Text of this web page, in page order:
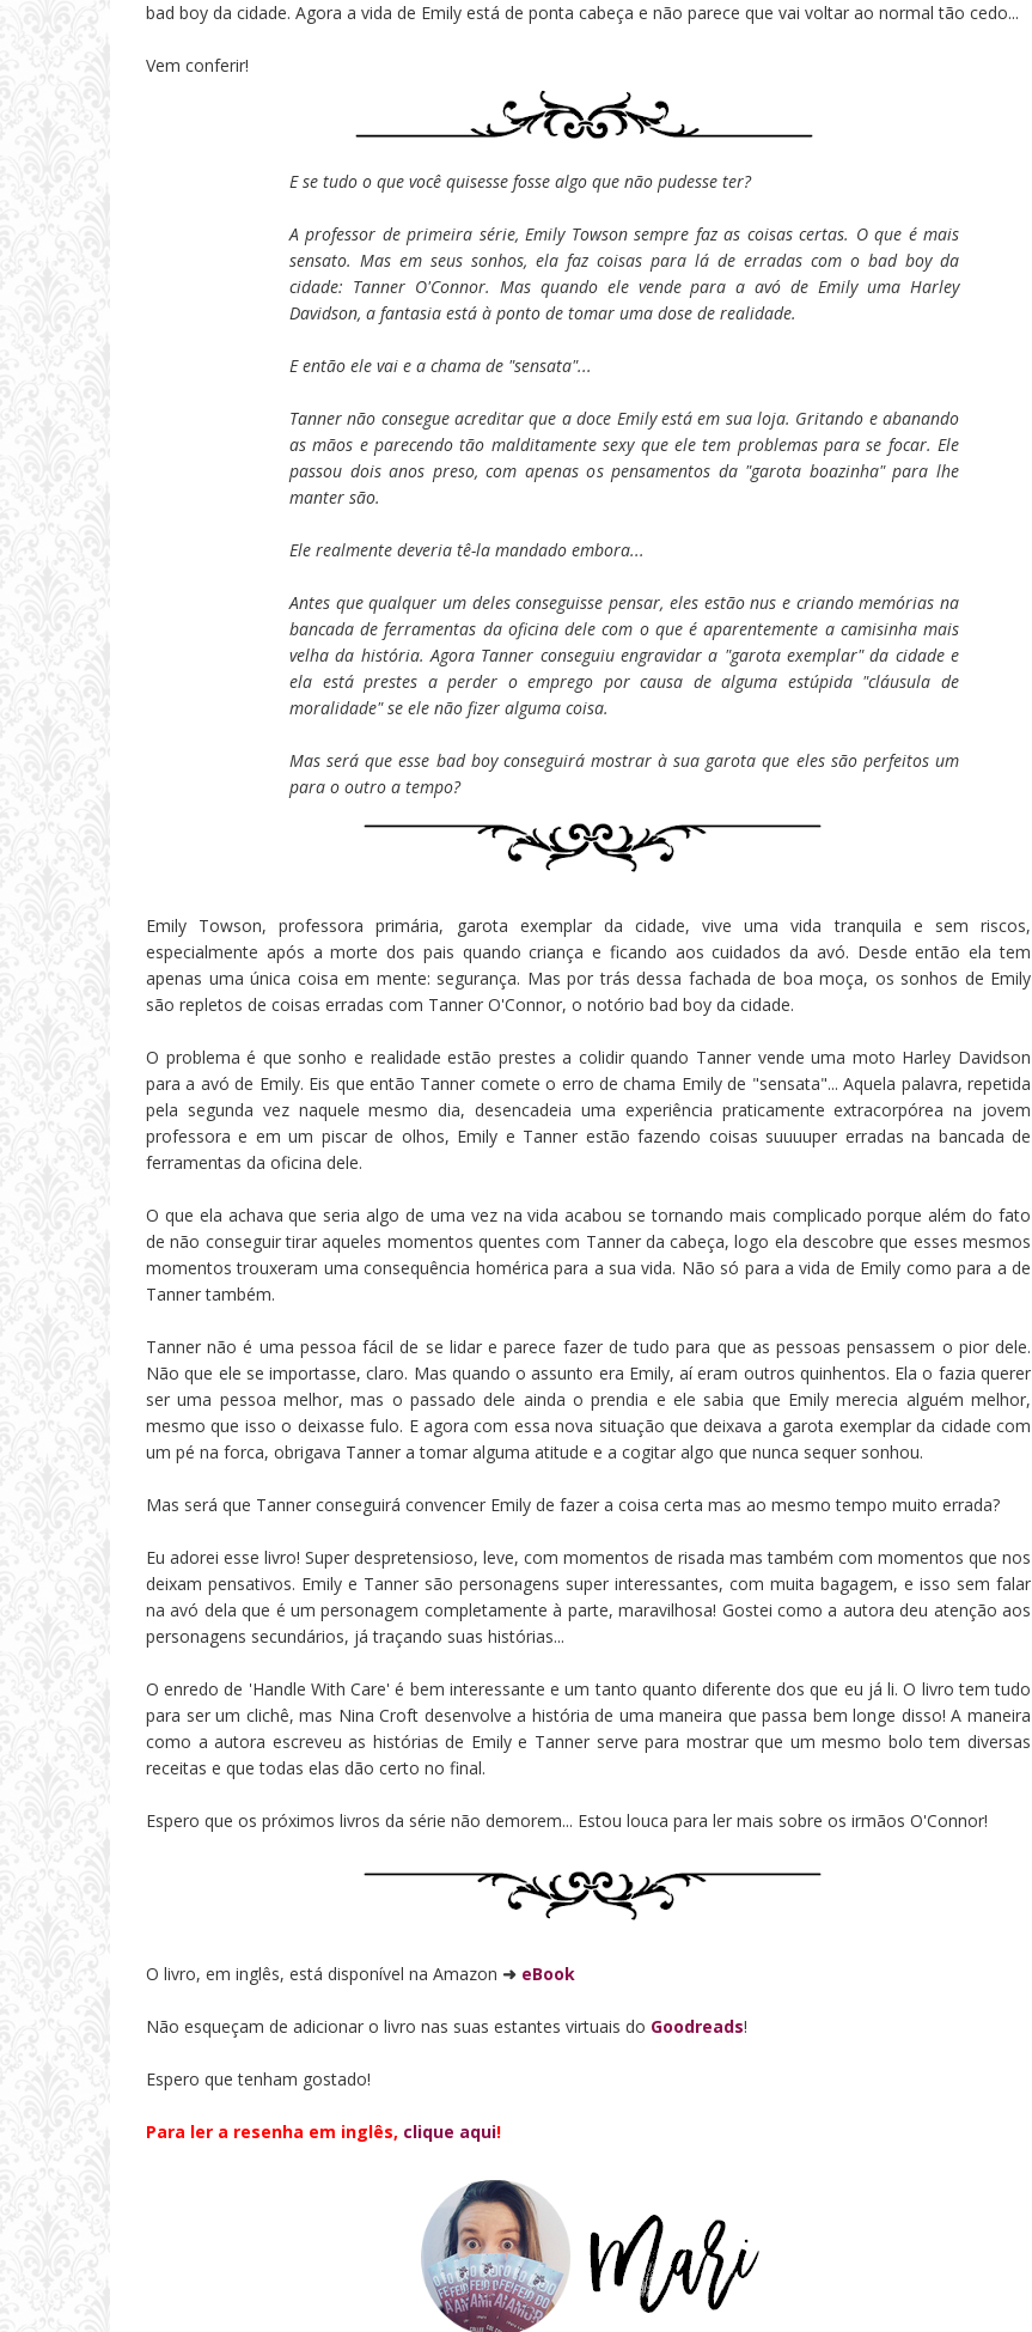
bad boy da cidade. Agora a vida de Emily está de ponta cabeça e não parece que vai voltar ao normal tão cedo...
Vem conferir!
E se tudo o que você quisesse fosse algo que não pudesse ter?
A professor de primeira série, Emily Towson sempre faz as coisas certas. O que é mais
sensato. Mas em seus sonhos, ela faz coisas para lá de erradas com o bad boy da
cidade: Tanner O'Connor. Mas quando ele vende para a avó de Emily uma Harley
Davidson, a fantasia está à ponto de tomar uma dose de realidade.
E então ele vai e a chama de "sensata"...
Tanner não consegue acreditar que a doce Emily está em sua loja. Gritando e abanando
as mãos e parecendo tão malditamente sexy que ele tem problemas para se focar. Ele
passou dois anos preso, com apenas os pensamentos da "garota boazinha" para lhe
manter são.
Ele realmente deveria tê-la mandado embora...
Antes que qualquer um deles conseguisse pensar, eles estão nus e criando memórias na
bancada de ferramentas da oficina dele com o que é aparentemente a camisinha mais
velha da história. Agora Tanner conseguiu engravidar a "garota exemplar" da cidade e
ela está prestes a perder o emprego por causa de alguma estúpida "cláusula de
moralidade" se ele não fizer alguma coisa.
Mas será que esse bad boy conseguirá mostrar à sua garota que eles são perfeitos um
para o outro a tempo?
Emily Towson, professora primária, garota exemplar da cidade, vive uma vida tranquila e sem riscos,
especialmente após a morte dos pais quando criança e ficando aos cuidados da avó. Desde então ela tem
apenas uma única coisa em mente: segurança. Mas por trás dessa fachada de boa moça, os sonhos de Emily
são repletos de coisas erradas com Tanner O'Connor, o notório bad boy da cidade.
O problema é que sonho e realidade estão prestes a colidir quando Tanner vende uma moto Harley Davidson
para a avó de Emily. Eis que então Tanner comete o erro de chama Emily de "sensata"... Aquela palavra, repetida
pela segunda vez naquele mesmo dia, desencadeia uma experiência praticamente extracorpórea na jovem
professora e em um piscar de olhos, Emily e Tanner estão fazendo coisas suuuuper erradas na bancada de
ferramentas da oficina dele.
O que ela achava que seria algo de uma vez na vida acabou se tornando mais complicado porque além do fato
de não conseguir tirar aqueles momentos quentes com Tanner da cabeça, logo ela descobre que esses mesmos
momentos trouxeram uma consequência homérica para a sua vida. Não só para a vida de Emily como para a de
Tanner também.
Tanner não é uma pessoa fácil de se lidar e parece fazer de tudo para que as pessoas pensassem o pior dele.
Não que ele se importasse, claro. Mas quando o assunto era Emily, aí eram outros quinhentos. Ela o fazia querer
ser uma pessoa melhor, mas o passado dele ainda o prendia e ele sabia que Emily merecia alguém melhor,
mesmo que isso o deixasse fulo. E agora com essa nova situação que deixava a garota exemplar da cidade com
um pé na forca, obrigava Tanner a tomar alguma atitude e a cogitar algo que nunca sequer sonhou.
Mas será que Tanner conseguirá convencer Emily de fazer a coisa certa mas ao mesmo tempo muito errada?
Eu adorei esse livro! Super despretensioso, leve, com momentos de risada mas também com momentos que nos
deixam pensativos. Emily e Tanner são personagens super interessantes, com muita bagagem, e isso sem falar
na avó dela que é um personagem completamente à parte, maravilhosa! Gostei como a autora deu atenção aos
personagens secundários, já traçando suas histórias...
O enredo de 'Handle With Care' é bem interessante e um tanto quanto diferente dos que eu já li. O livro tem tudo
para ser um clichê, mas Nina Croft desenvolve a história de uma maneira que passa bem longe disso! A maneira
como a autora escreveu as histórias de Emily e Tanner serve para mostrar que um mesmo bolo tem diversas
receitas e que todas elas dão certo no final.
Espero que os próximos livros da série não demorem... Estou louca para ler mais sobre os irmãos O'Connor!
O livro, em inglês, está disponível na Amazon ➜ eBook
Não esqueçam de adicionar o livro nas suas estantes virtuais do Goodreads!
Espero que tenham gostado!
Para ler a resenha em inglês, clique aqui!